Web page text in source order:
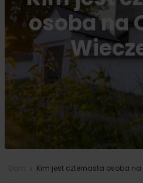
osoba na
Kim jest czternasta osoba na